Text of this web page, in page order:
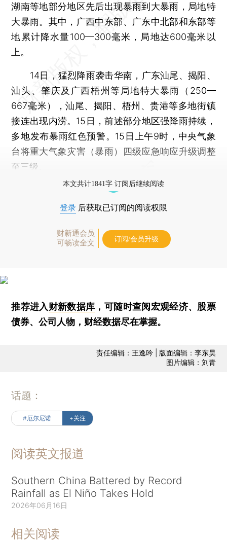
湖南等地部分地区先后出现暴雨到大暴雨，局地特
大暴雨。其中，广西中东部、广东中北部和东部等
地累计降水量100—300毫米，局地达600毫米以
上。
14日，猛烈降雨袭击华南，广东汕尾、揭阳、
汕头、肇庆及广西梧州等局地特大暴雨（250—
667毫米），汕尾、揭阳、梧州、贵港等多地街镇
接连出现内涝。15日，前述部分地区强降雨持续，
多地发布暴雨红色预警。15日上午9时，中央气象
台将重大气象灾害（暴雨）四级应急响应升级调整
至三级。
本文共计1841字 订阅后继续阅读
登录 后获取已订阅的阅读权限
财新通会员
可畅读全文
订阅/会员升级
推荐进入财新数据库 ，可随时查阅宏观经济、股票
债券、公司人物，财经数据尽在掌握。
责任编辑：王逸吟 | 版面编辑：李东昊
图片编辑：刘青
话题：
#厄尔尼诺 +关注
阅读英文报道
Southern China Battered by Record
Rainfall as El Niño Takes Hold
2026年06月16日
相关阅读